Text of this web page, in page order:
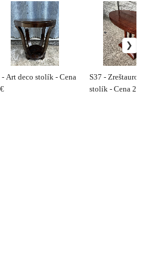
- Art deco stolík - Cena
S37 -
stolík - Cena